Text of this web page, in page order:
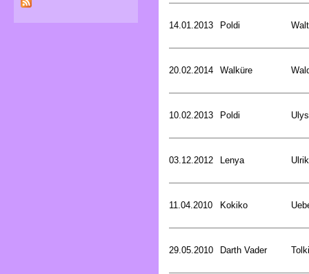
14.01.2013 Poldi
20.02.2014 Walküre
10.02.2013 Poldi
03.12.2012 Lenya
11.04.2010 Kokiko
29.05.2010 Darth Vader